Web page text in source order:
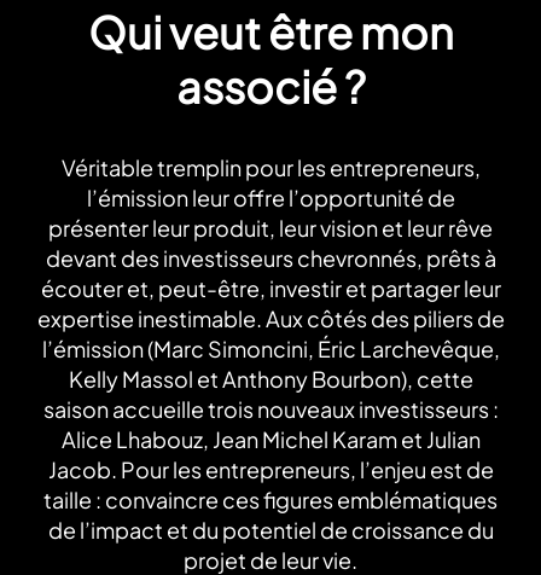
Qui veut être mon
associé ?
Véritable tremplin pour les entrepreneurs,
l’émission leur offre l’opportunité de
présenter leur produit, leur vision et leur rêve
devant des investisseurs chevronnés, prêts à
écouter et, peut-être, investir et partager leur
expertise inestimable. Aux côtés des piliers de
l’émission (Marc Simoncini, Éric Larchevêque,
Kelly Massol et Anthony Bourbon), cette
saison accueille trois nouveaux investisseurs :
Alice Lhabouz, Jean Michel Karam et Julian
Jacob. Pour les entrepreneurs, l’enjeu est de
taille : convaincre ces figures emblématiques
de l’impact et du potentiel de croissance du
projet de leur vie.